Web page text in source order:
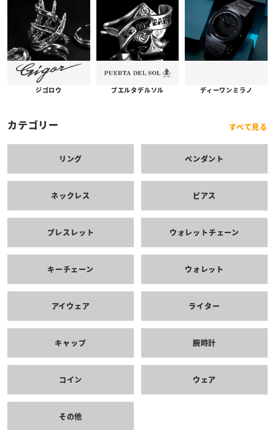
ジゴロウ プエルタデルソル ディーワンミラノ
カテゴリー すべて見る
リング ペンダント
ネックレス ピアス
ブレスレット ウォレットチェーン
キーチェーン ウォレット
アイウェア ライター
キャップ 腕時計
コイン ウェア
その他